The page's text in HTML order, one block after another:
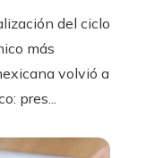
del ciclo
más
volvió a
pres...